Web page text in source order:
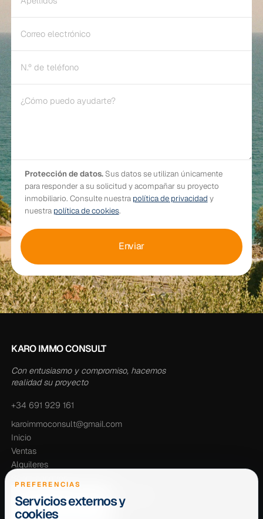
Protección de datos.Sus datos se utilizan únicamente
para responder a su solicitud y acompañar su proyecto
inmobiliario. Consulte nuestra política de privacidad y
nuestra política de cookies.
Enviar
KARO IMMO CONSULT
Con entusiasmo y compromiso, hacemos
realidad su proyecto
+34 691 929 161
karoimmoconsult@gmail.com
Inicio
Ventas
Alquileres
PREFERENCIAS
Servicios externos y
cookies